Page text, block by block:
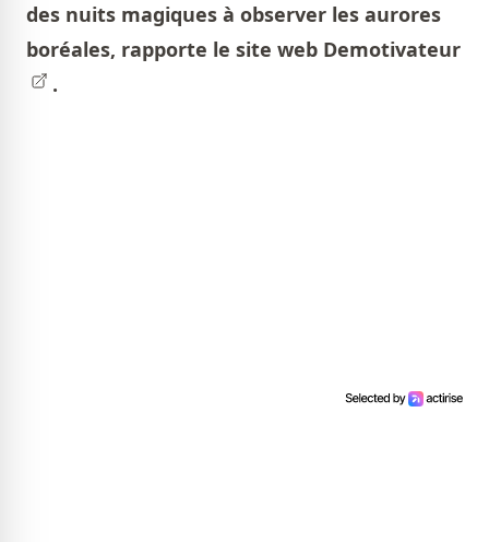
des nuits magiques à observer les aurores
boréales, rapporte le site web Demotivateur
.